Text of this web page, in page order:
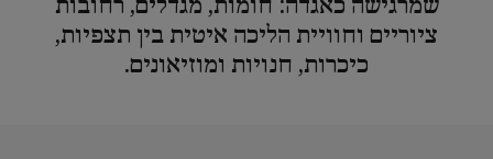
שמרגישה כאגדה: חומות, מגדלים, רחובות
ציוריים וחוויית הליכה איטית בין תצפיות,
כיכרות, חנויות ומוזיאונים.